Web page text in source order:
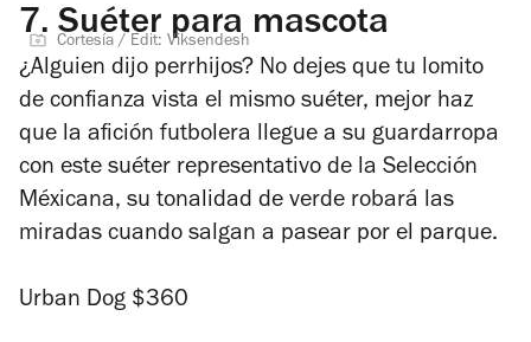
7. Suéter para mascota
Cortesía / Edit: Viksendesh
¿Alguien dijo perrhijos? No dejes que tu lomito
de confianza vista el mismo suéter, mejor haz
que la afición futbolera llegue a su guardarropa
con este suéter representativo de la Selección
Méxicana, su tonalidad de verde robará las
miradas cuando salgan a pasear por el parque.
Urban Dog $360